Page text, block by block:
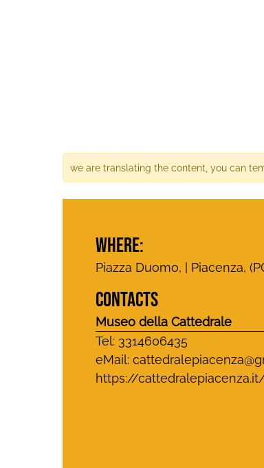
we are translating the content, you can
WHERE:
Piazza Duomo, | Piacenza,
CONTACTS
Museo della Cattedrale
Tel: 3314606435
eMail:
https://